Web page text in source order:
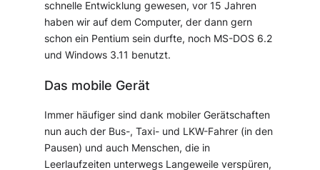
schnelle Entwicklung gewesen, vor 15 Jahren
haben wir auf dem Computer, der dann gern
schon ein Pentium sein durfte, noch MS-DOS 6.2
und Windows 3.11 benutzt.
Das mobile Gerät
Immer häufiger sind dank mobiler Gerätschaften
nun auch der Bus-, Taxi- und LKW-Fahrer (in den
Pausen) und auch Menschen, die in
Leerlaufzeiten unterwegs Langeweile verspüren,